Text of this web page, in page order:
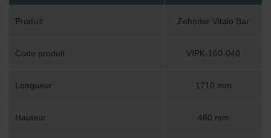
Produit Zehnder Vitalo Bar
Code produit VIPK-160-040
Longueur 1710 mm
Hauteur 480 mm